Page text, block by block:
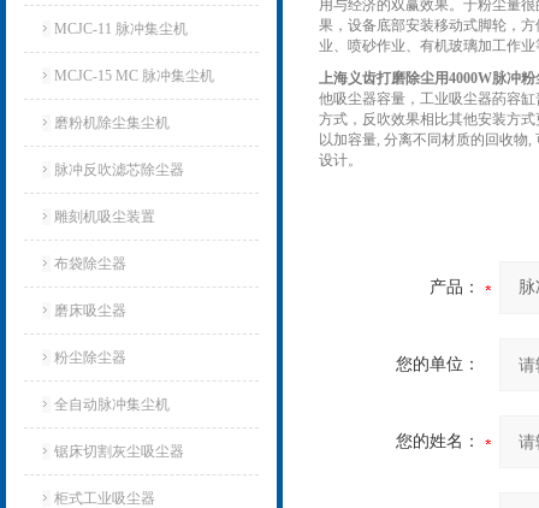
MCJC-11 脉冲集尘机
MCJC-15 MC 脉冲集尘机
磨粉机除尘集尘机
脉冲反吹滤芯除尘器
雕刻机吸尘装置
布袋除尘器
磨床吸尘器
粉尘除尘器
全自动脉冲集尘机
锯床切割灰尘吸尘器
柜式工业吸尘器
用与经济的双赢效果。于粉尘量
果，设备底部安装移动式脚轮，
业、喷砂作业、有机玻璃加工作
上海义齿打磨除尘用4000W脉冲
他吸尘器容量，工业吸尘器菂容
方式，反吹效果相比其他安装方
以加容量, 分离不同材质的回收物
设计。
产品：
您的单位：
您的姓名：